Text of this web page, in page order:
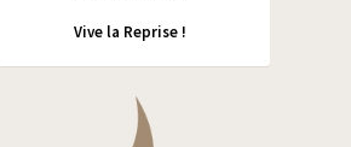
Vive la Reprise !